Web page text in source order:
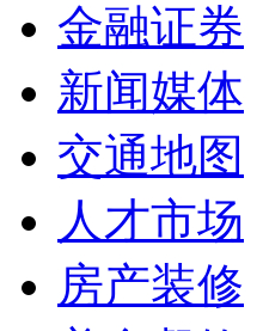
金融证券
新闻媒体
交通地图
人才市场
房产装修